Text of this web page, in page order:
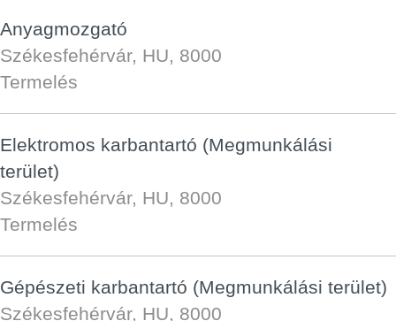
Anyagmozgató
Székesfehérvár, HU, 8000
Termelés
Elektromos karbantartó (Megmunkálási
terület)
Székesfehérvár, HU, 8000
Termelés
Gépészeti karbantartó (Megmunkálási terület)
Székesfehérvár, HU, 8000